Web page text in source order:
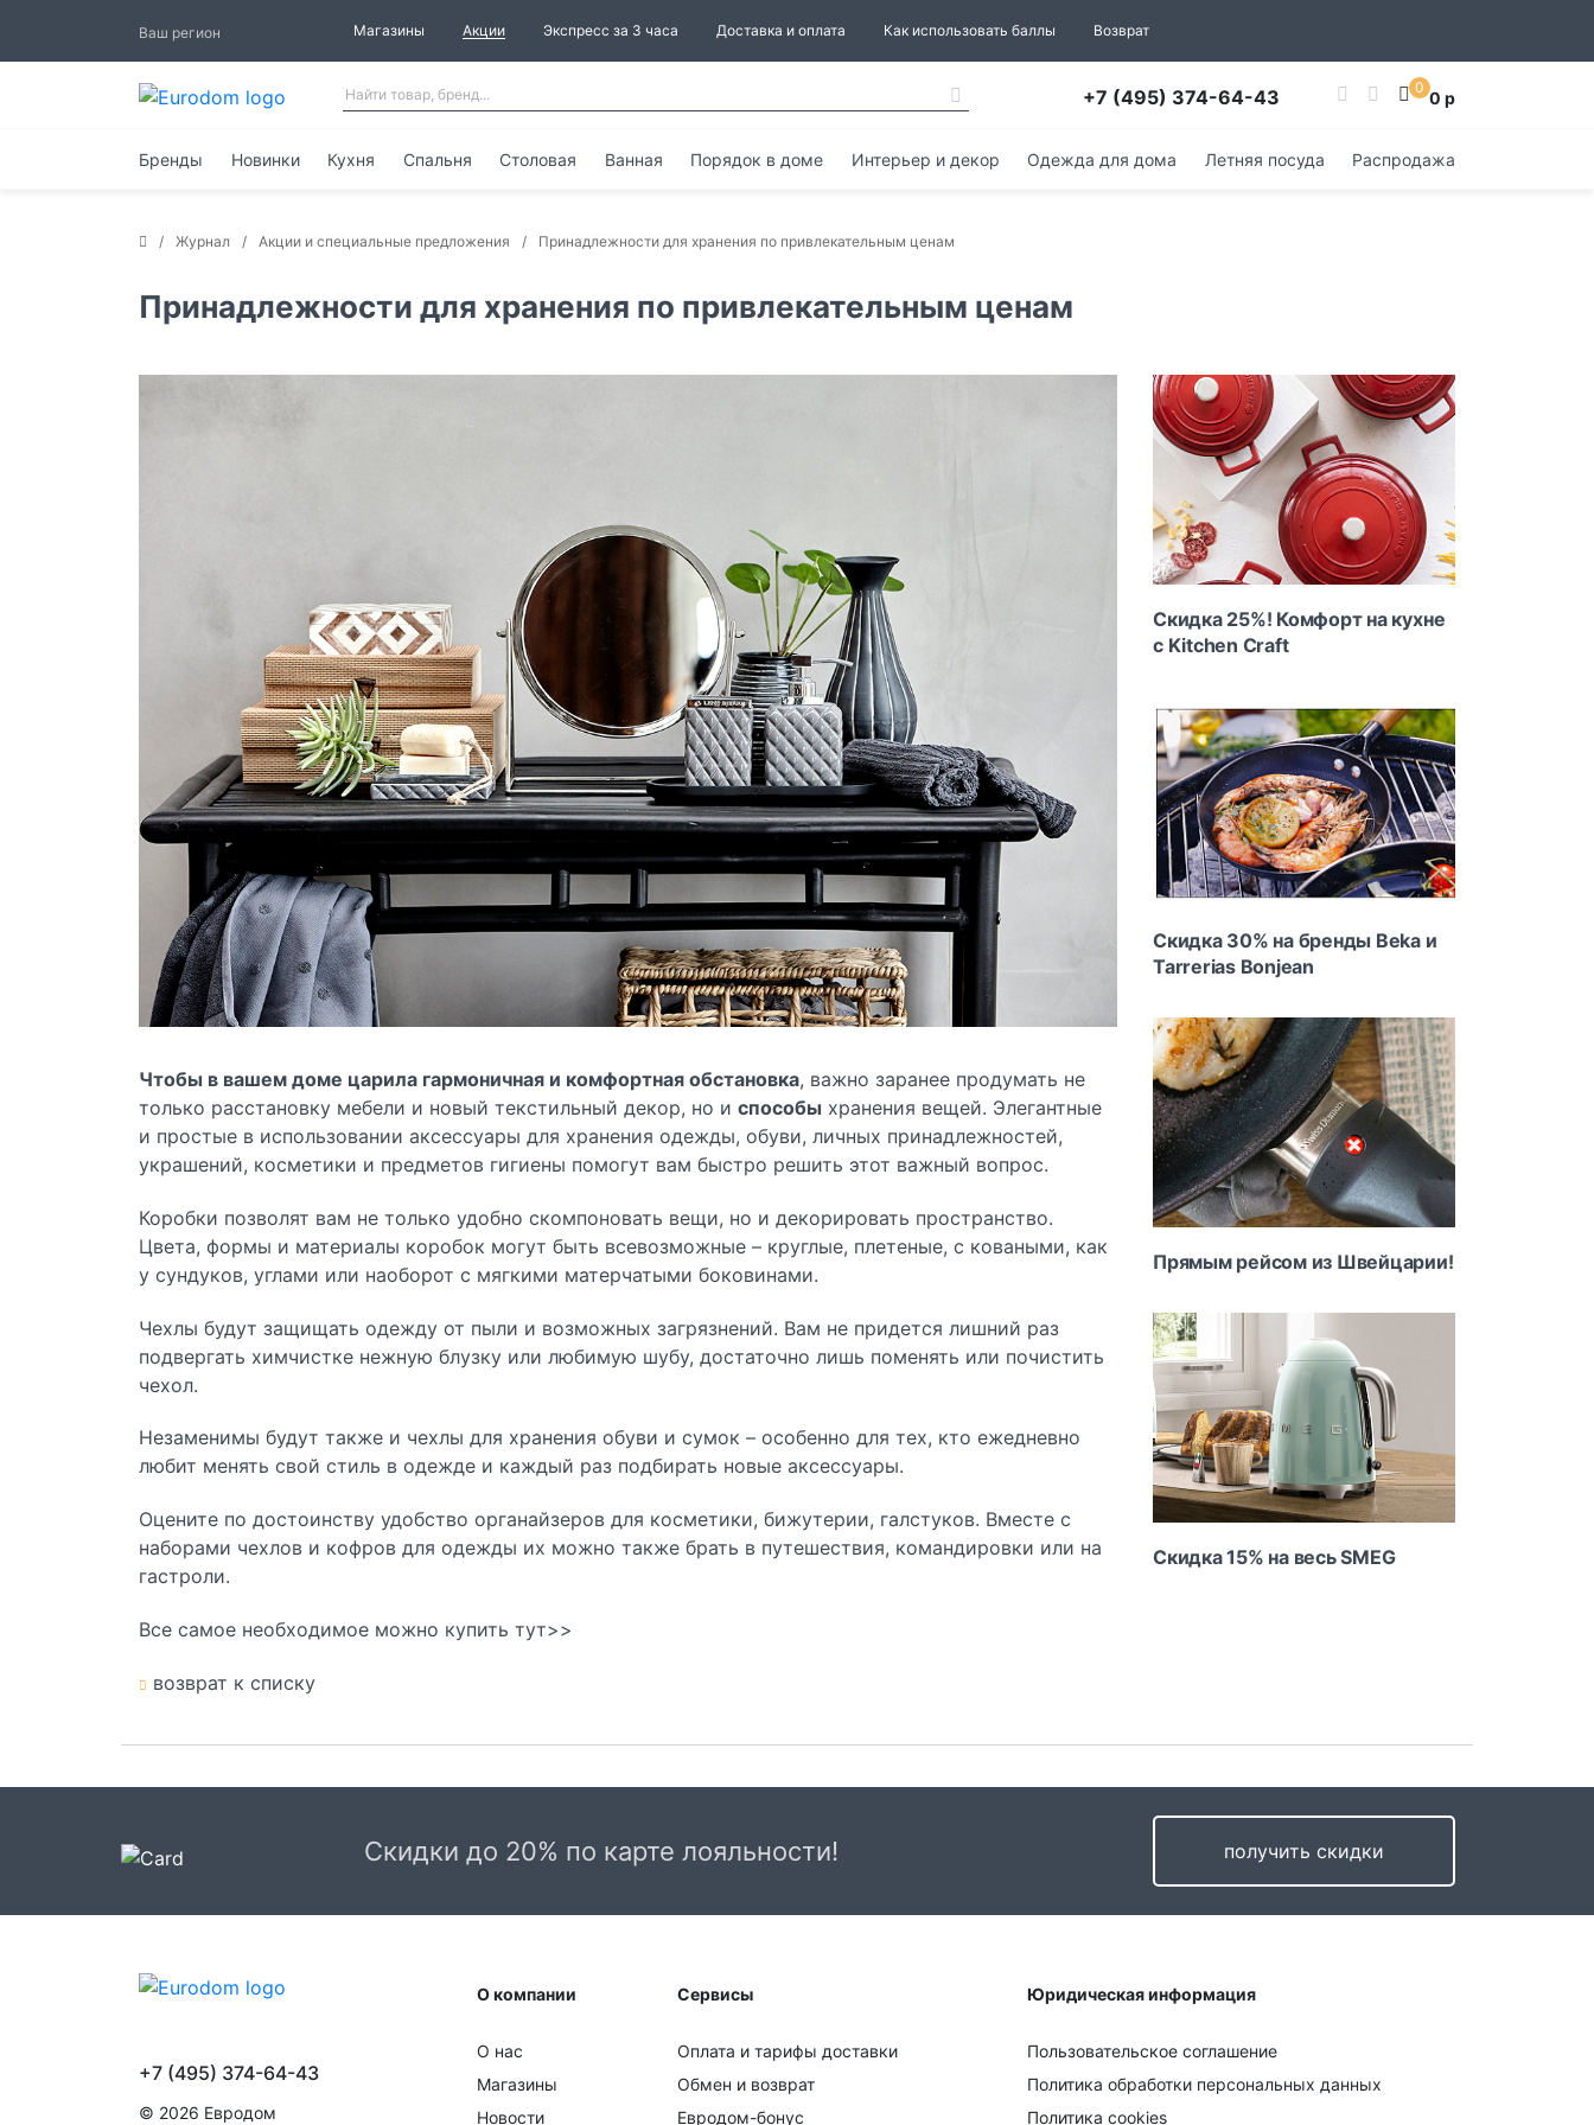
Ваш регион Магазины Акции Экспресс за 3 часа Доставка и оплата Как использовать баллы Возврат
+7 (495) 374-64-43 0 0 р
Бренды Новинки Кухня Спальня Столовая Ванная Порядок в доме Интерьер и декор Одежда для дома Летняя посуда Распродажа
Журнал Акции и специальные предложения Принадлежности для хранения по привлекательным ценам
Принадлежности для хранения по привлекательным ценам
Чтобы в вашем доме царила гармоничная и комфортная обстановка, важно заранее продумать не
только расстановку мебели и новый текстильный декор, но и способы хранения вещей. Элегантные
и простые в использовании аксессуары для хранения одежды, обуви, личных принадлежностей,
украшений, косметики и предметов гигиены помогут вам быстро решить этот важный вопрос.
Коробки позволят вам не только удобно скомпоновать вещи, но и декорировать пространство.
Цвета, формы и материалы коробок могут быть всевозможные – круглые, плетеные, с коваными, как
у сундуков, углами или наоборот с мягкими матерчатыми боковинами.
Чехлы будут защищать одежду от пыли и возможных загрязнений. Вам не придется лишний раз
подвергать химчистке нежную блузку или любимую шубу, достаточно лишь поменять или почистить
чехол.
Незаменимы будут также и чехлы для хранения обуви и сумок – особенно для тех, кто ежедневно
любит менять свой стиль в одежде и каждый раз подбирать новые аксессуары.
Оцените по достоинству удобство органайзеров для косметики, бижутерии, галстуков. Вместе с
наборами чехлов и кофров для одежды их можно также брать в путешествия, командировки или на
гастроли.
Все самое необходимое можно купить тут>>
возврат к списку
Скидка 25%! Комфорт на кухне
с Kitchen Craft
Скидка 30% на бренды Beka и
Tarrerias Bonjean
Прямым рейсом из Швейцарии!
Скидка 15% на весь SMEG
Скидки до 20% по карте лояльности! получить скидки
О компании
О нас
Магазины
Новости
Сервисы
Оплата и тарифы доставки
Обмен и возврат
Евродом-бонус
Юридическая информация
Пользовательское соглашение
Политика обработки персональных данных
Политика cookies
+7 (495) 374-64-43
© 2026 Евродом